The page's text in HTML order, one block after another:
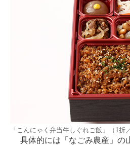
「こんにゃく弁当牛しぐれご飯」（1折
具体的には「なごみ農産」の